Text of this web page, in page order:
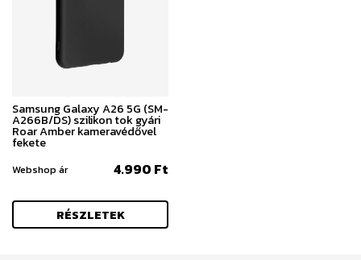
Samsung Galaxy A26 5G (SM-
A266B/DS) szilikon tok gyári
Roar Amber kameravédővel
fekete
Webshop ár 4.990 Ft
RÉSZLETEK